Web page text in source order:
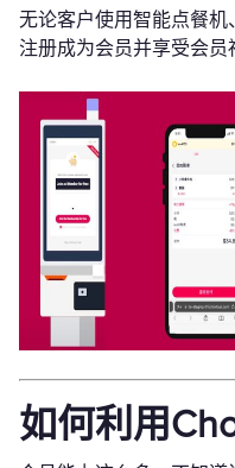
无论客户使用智能点餐
注册成为会员并享受会员
如何利用